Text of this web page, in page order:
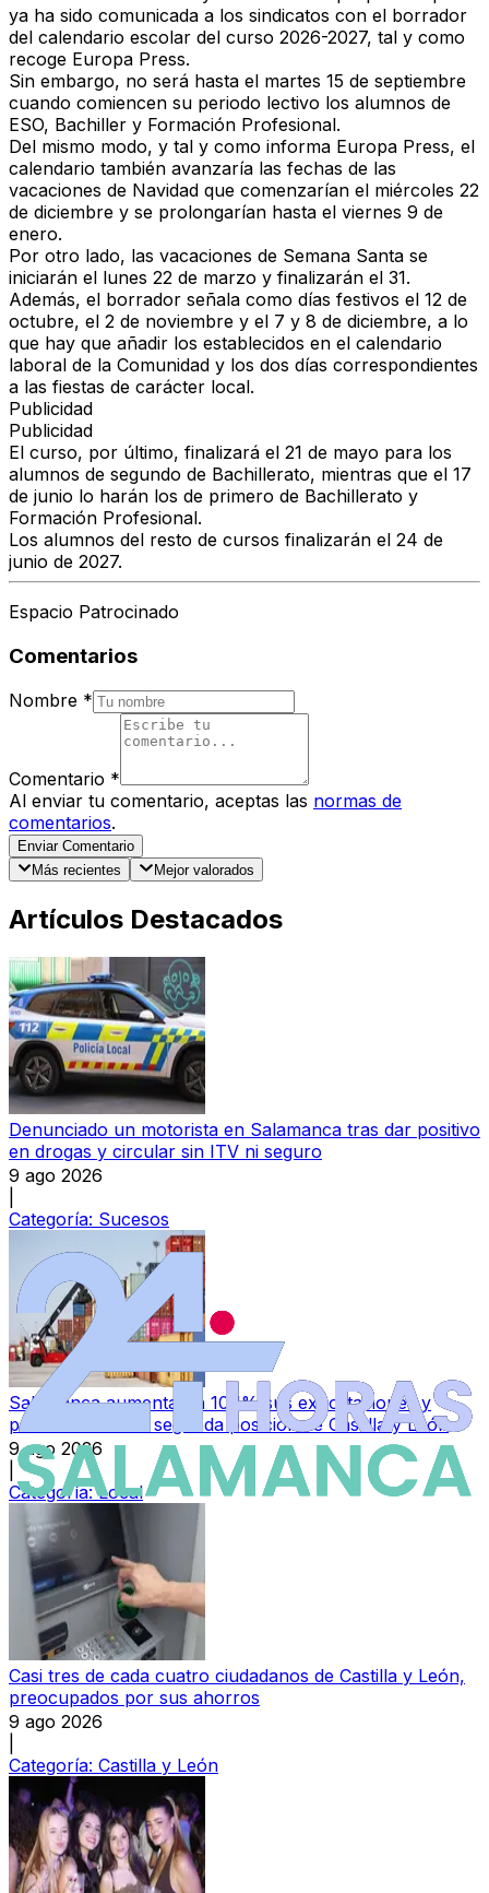
ya ha sido comunicada a los sindicatos con el borrador
del calendario escolar del curso 2026-2027, tal y como
recoge Europa Press.
Sin embargo, no será hasta el martes 15 de septiembre
cuando comiencen su periodo lectivo los alumnos de
ESO, Bachiller y Formación Profesional.
Del mismo modo, y tal y como informa Europa Press, el
calendario también avanzaría las fechas de las
vacaciones de Navidad que comenzarían el miércoles 22
de diciembre y se prolongarían hasta el viernes 9 de
enero.
Por otro lado, las vacaciones de Semana Santa se
iniciarán el lunes 22 de marzo y finalizarán el 31.
Además, el borrador señala como días festivos el 12 de
octubre, el 2 de noviembre y el 7 y 8 de diciembre, a lo
que hay que añadir los establecidos en el calendario
laboral de la Comunidad y los dos días correspondientes
a las fiestas de carácter local.
Publicidad
Publicidad
El curso, por último, finalizará el 21 de mayo para los
alumnos de segundo de Bachillerato, mientras que el 17
de junio lo harán los de primero de Bachillerato y
Formación Profesional.
Los alumnos del resto de cursos finalizarán el 24 de
junio de 2027.
Espacio Patrocinado
Comentarios
Nombre *
Comentario *
Al enviar tu comentario, aceptas las normas de
comentarios.
Enviar Comentario
Más recientes
Mejor valorados
Artículos Destacados
Denunciado un motorista en Salamanca tras dar positivo
en drogas y circular sin ITV ni seguro
9 ago 2026
Categoría: Sucesos
Salamanca aumenta un 10,1% sus exportaciones y
permanece en la segunda posición de Castilla y León
9 ago 2026
Categoría:Local
Casi tres de cada cuatro ciudadanos de Castilla y León,
preocupados por sus ahorros
9 ago 2026
Categoría: Castilla y León